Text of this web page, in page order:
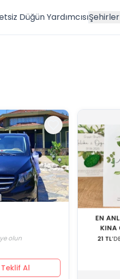
Düğün YardımcısıŞehirler
olun
Al